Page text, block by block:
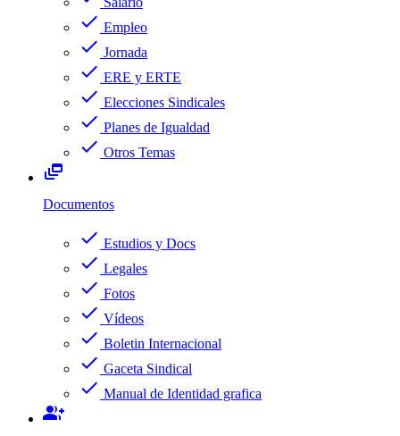
check Empleo
check Jornada
check ERE y ERTE
check Elecciones Sindicales
check Planes de Igualdad
check Otros Temas
dynamic_feed
Documentos
check Estudios y Docs
check Legales
check Fotos
check Vídeos
check Boletin Internacional
check Gaceta Sindical
check Manual de Identidad grafica
group_add